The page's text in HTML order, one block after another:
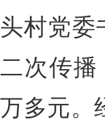
头村党委
二次传播
万多元。